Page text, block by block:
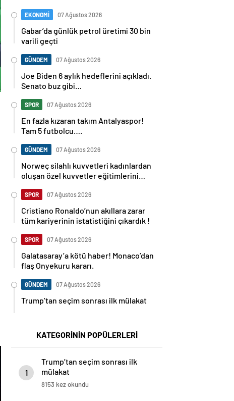
EKONOMİ 07 Ağustos 2026
Gabar’da günlük petrol üretimi 30 bin
varili geçti
GÜNDEM 07 Ağustos 2026
Joe Biden 6 aylık hedeflerini açıkladı.
Senato buz gibi…
SPOR 07 Ağustos 2026
En fazla kızaran takım Antalyaspor!
Tam 5 futbolcu….
GÜNDEM 07 Ağustos 2026
Norweç silahlı kuvvetleri kadınlardan
oluşan özel kuvvetler eğitimlerini
SPOR 07 Ağustos 2026
Cristiano Ronaldo’nun akıllara zarar
tüm kariyerinin istatistiğini çıkardık !
SPOR 07 Ağustos 2026
Galatasaray’a kötü haber! Monaco’dan
flaş Onyekuru kararı.
GÜNDEM 07 Ağustos 2026
Trump’tan seçim sonrası ilk mülakat
KATEGORİNİN POPÜLERLERİ
1
Trump’tan seçim sonrası ilk
mülakat
8153 kez okundu